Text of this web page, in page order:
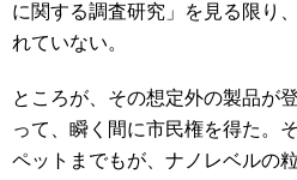
に関する調査研究」を見る限り
れていない。
ところが、その想定外の製品が
って、瞬く間に市民権を得た。
ペットまでもが、ナノレベルの